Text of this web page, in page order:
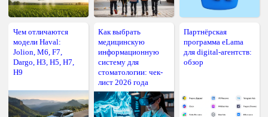
Чем отличаются
модели Haval:
Jolion, M6, F7,
Dargo, H3, H5, H7,
H9
Как выбрать
медицинскую
информационную
систему для
стоматологии: чек-
лист 2026 года
Партнёрская
программа eLama
для digital-агентств:
обзор